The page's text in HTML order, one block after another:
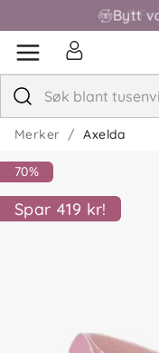
Bytt
Merker Axelda
70%
Spar 419 kr!